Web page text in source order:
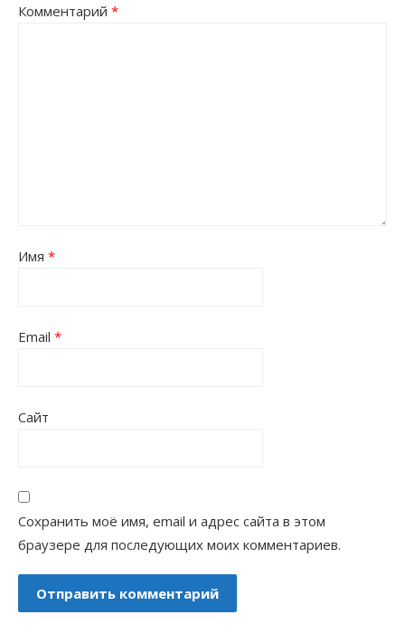
Комментарий *
Имя *
Email *
Сайт
Сохранить моё имя, email и адрес сайта в этом
браузере для последующих моих комментариев.